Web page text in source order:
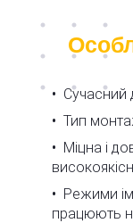
Сучасний
Тип
Міцна і
Режими
працюють